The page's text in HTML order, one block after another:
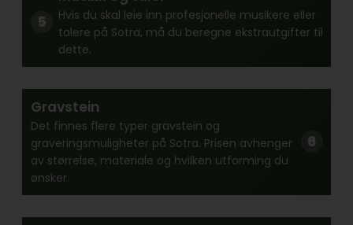
Hvis du skal leie inn profesjonelle musikere eller
talere på Sotra, må du beregne ekstrautgifter til
dette.
Gravstein
Det finnes flere typer gravstein og
graveringsmuligheter på Sotra. Prisen avhenger
av størrelse, materiale og hvilken utforming du
ønsker.